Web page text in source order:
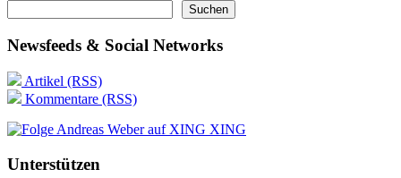
Suchen
Newsfeeds & Social Networks
Artikel (RSS)
Kommentare (RSS)
XING
Unterstützen